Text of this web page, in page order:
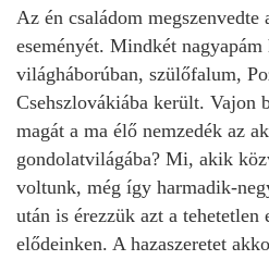
Az én családom megszenvedte
eseményét. Mindkét
világháborúban, szülőfalum,
Csehszlovákiába került. Vajon
magát a ma élő nemzedék az
gondolatvilágába? Mi, akik
voltunk, még így harmadik-
után is érezzük azt a tehetetlen
elődeinken. A hazaszeretet